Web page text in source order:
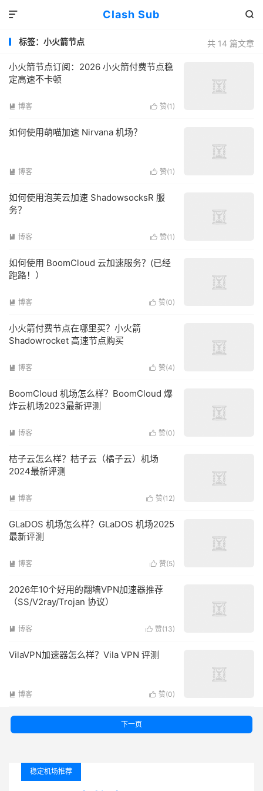
Clash Sub 

共 14 篇文章
标签：小火箭节点
小火箭节点订阅：2026 小火箭付费节点稳
定高速不卡顿
 赞(1 )
 博客
如何使用萌喵加速 Nirvana 机场？
 赞(1 )
 博客
如何使用泡芙云加速 ShadowsocksR 服
务？
 赞(1 )
 博客
如何使用 BoomCloud 云加速服务？(已经
跑路！）
 赞(0)
 博客
小火箭付费节点在哪里买？小火箭
Shadowrocket 高速节点购买
 赞(4)
 博客
BoomCloud 机场怎么样？BoomCloud 爆
炸云机场2023最新评测
 赞(0)
 博客
桔子云怎么样？桔子云（橘子云）机场
2024最新评测
 赞(12)
 博客
GLaDOS 机场怎么样？GLaDOS 机场2025
最新评测
 赞(5)
 博客
2026年10个好用的翻墙VPN加速器推荐
（SS/V2ray/Trojan 协议）
 赞(13)
 博客
VilaVPN加速器怎么样？Vila VPN 评测
 赞(0)
 博客
下一页
稳定机场推荐